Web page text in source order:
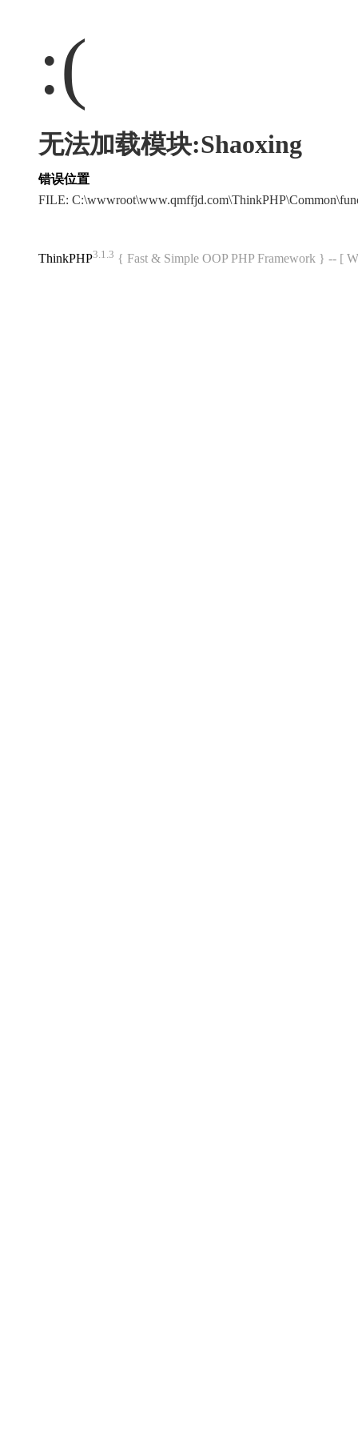
:(
无法加载模块:Shaoxing
错误位置
FILE:
ThinkPHP3.1.3 { Fast & Simple OOP PHP Framework } -- [